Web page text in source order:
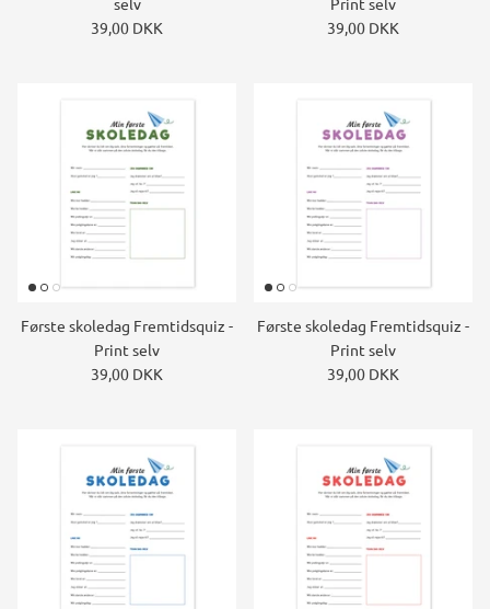
39,00 DKK
39,00 DKK
Første skoledag Fremtidsquiz -
Print selv
39,00 DKK
Første skoledag Fremtidsquiz -
Print selv
39,00 DKK